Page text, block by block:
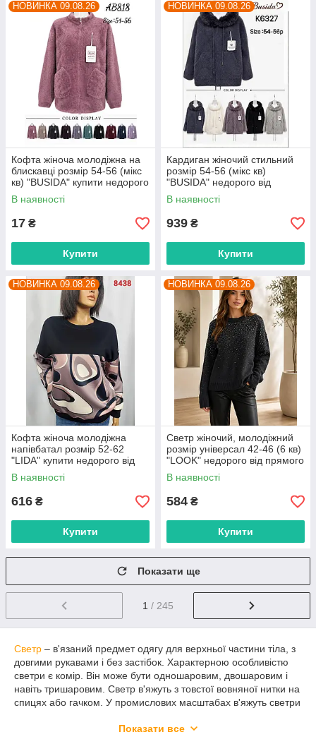
НОВИНКА 09.08.26
Кофта жіноча молодіжна на
блискавці розмір 54-56 (мікс
кв) "BUSIDA" купити недорого
від прямого постачальника
В наявності
17 ₴
Купити
НОВИНКА 09.08.26
Кардиган жіночий стильний
розмір 54-56 (мікс кв)
"BUSIDA" недорого від
прямого постачальника
В наявності
939 ₴
Купити
НОВИНКА 09.08.26
Кофта жіноча молодіжна
напівбатал розмір 52-62
"LIDA" купити недорого від
прямого постачальника
В наявності
616 ₴
Купити
НОВИНКА 09.08.26
Светр жіночий, молодіжний
розмір універсал 42-46 (6 кв)
"LOOK" недорого від прямого
постачальника
В наявності
584 ₴
Купити
Показати ще
1 / 245
Светр – в'язаний предмет одягу для верхньої частини тіла, з
довгими рукавами і без застібок. Характерною особливістю
светри є комір. Він може бути одношаровим, двошаровим і
навіть тришаровим. Светр в'яжуть з товстої вовняної нитки на
спицях або гачком. У промислових масштабах в'яжуть светри
спеціальну в'язану «гумку», а кінці рукавів в'язаний манжет.
Показати все